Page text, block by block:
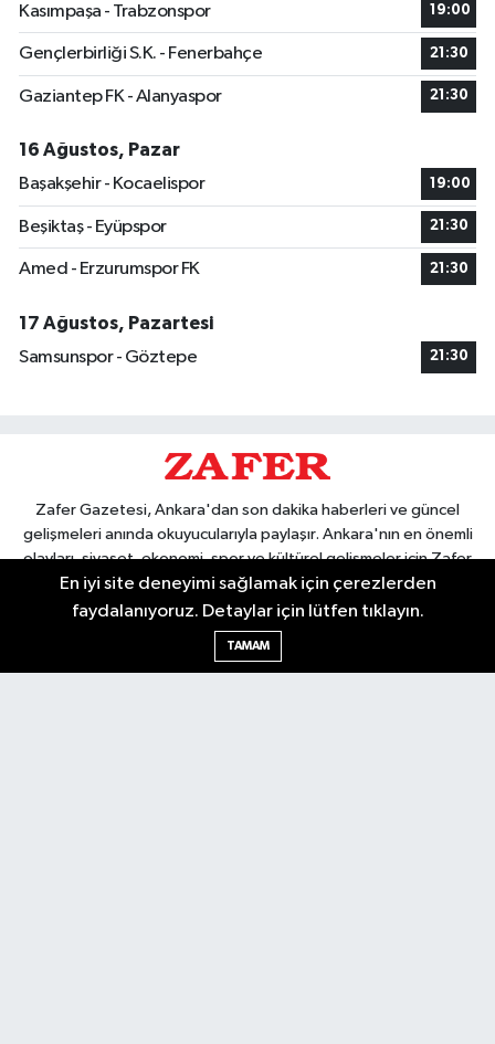
Kasımpaşa - Trabzonspor 19:00
Gençlerbirliği S.K. - Fenerbahçe 21:30
Gaziantep FK - Alanyaspor 21:30
16 Ağustos, Pazar
Başakşehir - Kocaelispor
19:00
Beşiktaş - Eyüpspor 21:30
Amed - Erzurumspor FK 21:30
17 Ağustos, Pazartesi
Samsunspor - Göztepe
21:30
Zafer Gazetesi, Ankara'dan son dakika haberleri ve güncel
gelişmeleri anında okuyucularıyla paylaşır. Ankara'nın en önemli
olayları, siyaset, ekonomi, spor ve kültürel gelişmeler için Zafer
Gazetesi'ni takip edin. Başkentin güvendiği haber kaynağı.
En iyi site deneyimi sağlamak için çerezlerden
faydalanıyoruz. Detaylar için lütfen tıklayın.
TAMAM